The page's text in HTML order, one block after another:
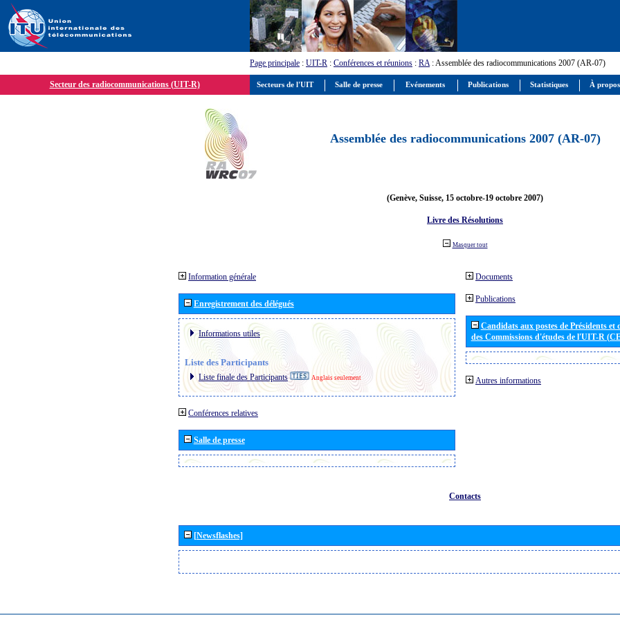
Page principale : UIT-R : Conférences et réunions : RA: Assemblée des radiocommunications 2007 (AR-07)
Secteur des radiocommunications (UIT-R)
Assemblée des radiocommunications 2007 (AR-07)
(Genève, Suisse, 15 octobre-19 octobre 2007)
Livre des Résolutions
Masquer tout
Information générale
Enregistrement des délégués
Informations utiles
Liste des Participants
Liste finale des Participants Anglais seulement
Conférences relatives
Salle de presse
Documents
Publications
Candidats aux postes de Présidents et
des Commissions d'études de l'UIT-R
Autres informations
Contacts
[Newsflashes]
Secteurs de l'UIT Salle de presse Evénements Publications Statistiques À